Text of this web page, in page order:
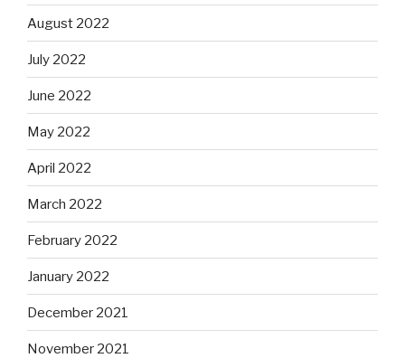
August 2022
July 2022
June 2022
May 2022
April 2022
March 2022
February 2022
January 2022
December 2021
November 2021